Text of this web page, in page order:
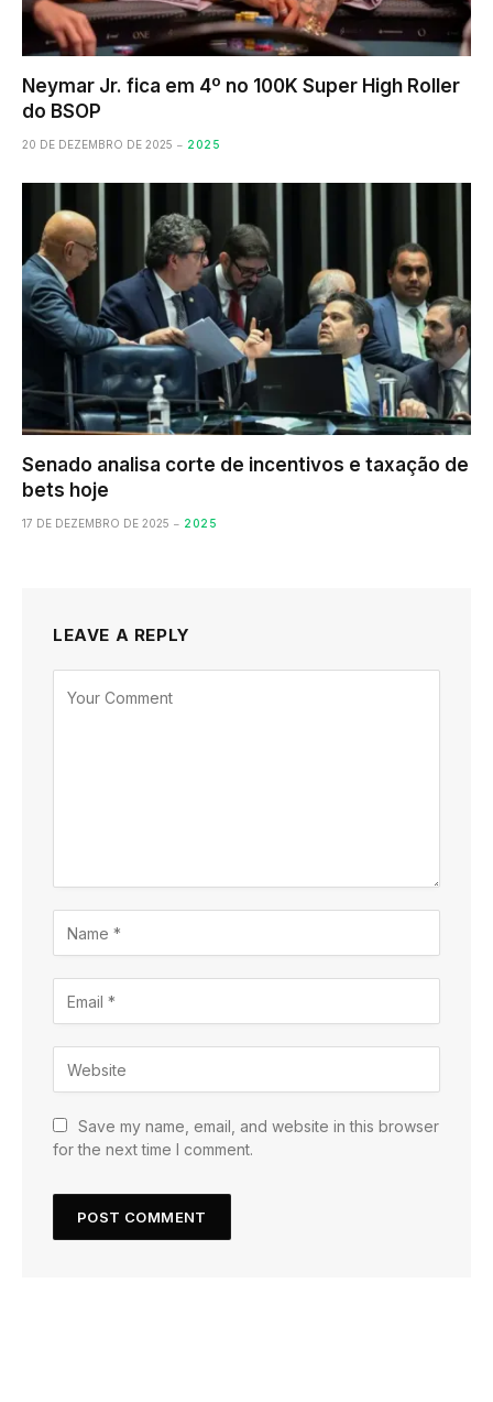
Neymar Jr. fica em 4º no 100K Super High Roller
do BSOP
20 DE DEZEMBRO DE 2025 2025
Senado analisa corte de incentivos e taxação de
bets hoje
17 DE DEZEMBRO DE 2025 2025
LEAVE A REPLY
Save my name, email, and website in this browser
for the next time I comment.